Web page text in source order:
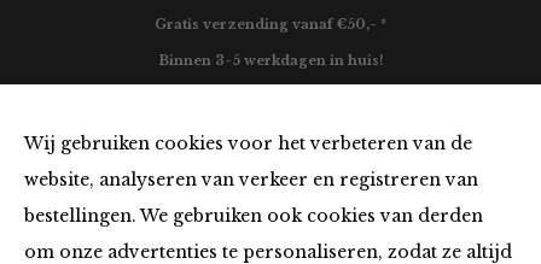
Wij gebruiken cookies voor het verbeteren van de
website, analyseren van verkeer en registreren van
bestellingen. We gebruiken ook cookies van derden
om onze advertenties te personaliseren, zodat ze altijd
Gratis verzending vanaf €50,- *
Binnen 3-5 werkdagen in huis!
Tops en Blouses